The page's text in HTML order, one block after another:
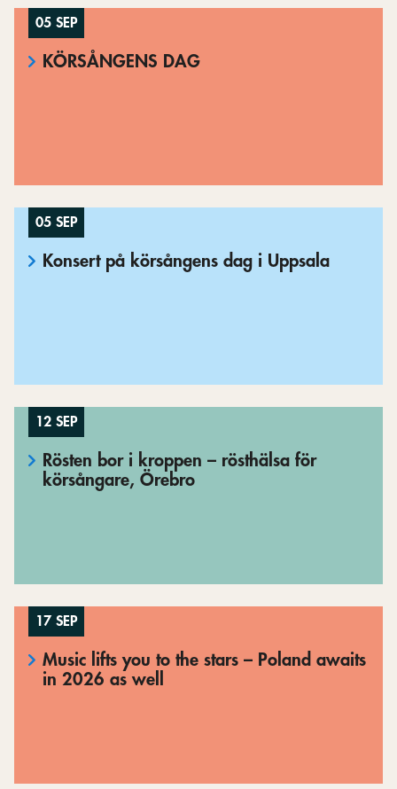
05 SEP
KÖRSÅNGENS DAG
05 SEP
Konsert på körsångens dag i Uppsala
12 SEP
Rösten bor i kroppen – rösthälsa för
körsångare, Örebro
17 SEP
Music lifts you to the stars – Poland awaits
in 2026 as well